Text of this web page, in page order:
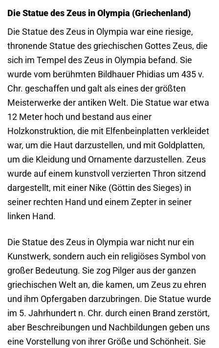
Die Statue des Zeus in Olympia (Griechenland)
Die Statue des Zeus in Olympia war eine riesige,
thronende Statue des griechischen Gottes Zeus, die
sich im Tempel des Zeus in Olympia befand. Sie
wurde vom berühmten Bildhauer Phidias um 435 v.
Chr. geschaffen und galt als eines der größten
Meisterwerke der antiken Welt. Die Statue war etwa
12 Meter hoch und bestand aus einer
Holzkonstruktion, die mit Elfenbeinplatten verkleidet
war, um die Haut darzustellen, und mit Goldplatten,
um die Kleidung und Ornamente darzustellen. Zeus
wurde auf einem kunstvoll verzierten Thron sitzend
dargestellt, mit einer Nike (Göttin des Sieges) in
seiner rechten Hand und einem Zepter in seiner
linken Hand.
Die Statue des Zeus in Olympia war nicht nur ein
Kunstwerk, sondern auch ein religiöses Symbol von
großer Bedeutung. Sie zog Pilger aus der ganzen
griechischen Welt an, die kamen, um Zeus zu ehren
und ihm Opfergaben darzubringen. Die Statue wurde
im 5. Jahrhundert n. Chr. durch einen Brand zerstört,
aber Beschreibungen und Nachbildungen geben uns
eine Vorstellung von ihrer Größe und Schönheit. Sie